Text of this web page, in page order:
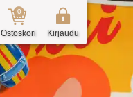
0
Ostoskori Kirjaudu